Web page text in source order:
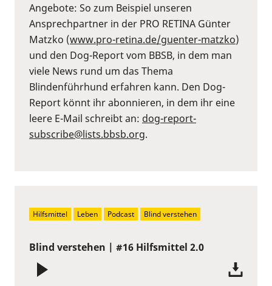
Angebote: So zum Beispiel unseren
Ansprechpartner in der PRO RETINA Günter
Matzko (www.pro-retina.de/guenter-matzko)
und den Dog-Report vom BBSB, in dem man
viele News rund um das Thema
Blindenführhund erfahren kann. Den Dog-
Report könnt ihr abonnieren, in dem ihr eine
leere E-Mail schreibt an: dog-report-
subscribe@lists.bbsb.org.
Blind verstehen | #16 Hilfsmittel 2.0
Hilfsmittel Leben Podcast Blind verstehen